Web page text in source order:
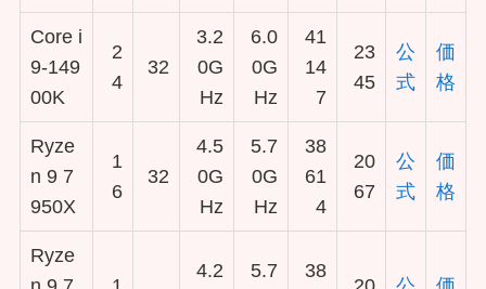
Core i
9-149
00K
2
4
32
3.2
0G
Hz
6.0
0G
Hz
41
14
7
23
45
公
式
価
格
Ryze
n 9 7
950X
1
6
32
4.5
0G
Hz
5.7
0G
Hz
38
61
4
20
67
公
式
価
格
Ryze
4.2
5.7
38